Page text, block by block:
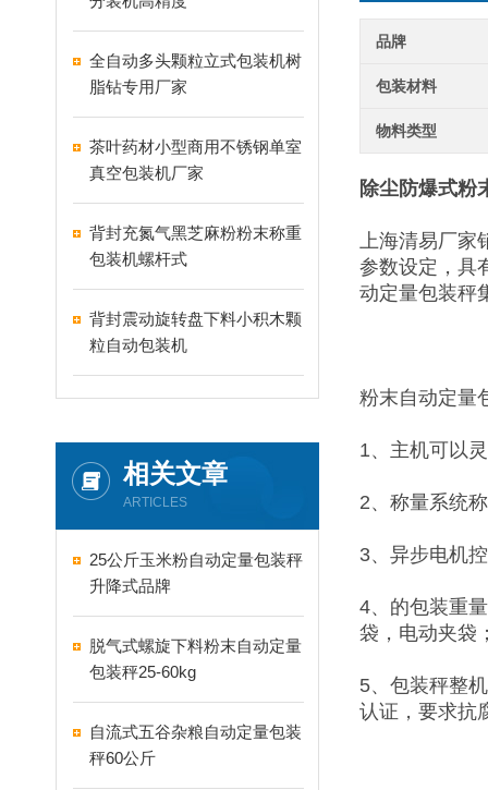
全自动多头颗粒立式包装机树
脂钻专用厂家
茶叶药材小型商用不锈钢单室
真空包装机厂家
背封充氮气黑芝麻粉粉末称重
包装机螺杆式
背封震动旋转盘下料小积木颗
粒自动包装机
相关文章
ARTICLES
25公斤玉米粉自动定量包装秤
升降式品牌
脱气式螺旋下料粉末自动定量
包装秤25-60kg
自流式五谷杂粮自动定量包装
秤60公斤
品牌
包装材料
物料类型
除尘防爆式粉
上海清易厂家
参数设定，具
动定量包装秤
粉末自动定量
1、主机可以
2、称量系统
3、异步电机
4、的包装重
袋，电动夹袋
5、包装秤整
认证，要求抗